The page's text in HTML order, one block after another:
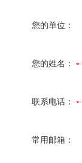
您的单位：
您的姓名：
联系电话：
常用邮箱：